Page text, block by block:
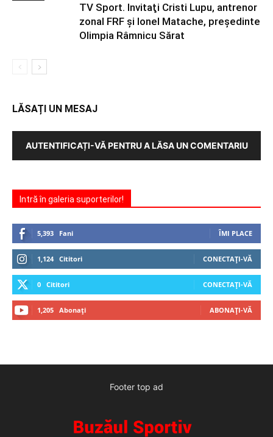
TV Sport. Invitaţi Cristi Lupu, antrenor
zonal FRF şi Ionel Matache, preşedinte
Olimpia Râmnicu Sărat
LĂSAȚI UN MESAJ
AUTENTIFICAȚI-VĂ PENTRU A LĂSA UN COMENTARIU
Intră în galeria suporterilor!
5,393 Fani ÎMI PLACE
1,124 Cititori CONECTAȚI-VĂ
0 Cititori CONECTAȚI-VĂ
1,205 Abonați ABONAȚI-VĂ
Footer top ad